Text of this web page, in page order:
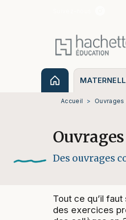
Accueil >
Des ouvrages
Tout ce qu’il
des exercices